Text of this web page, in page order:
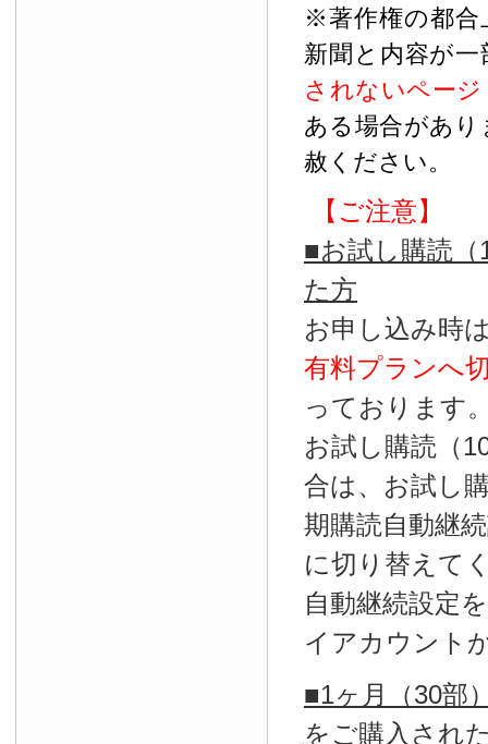
※著作権の都合
新聞と内容が
されないペー
ある場合があ
赦ください。
【ご注意】
■お試し購読
た方
お申し込み時
有料プランへ
っております
お試し購読（
合は、お試し
期購読自動継
に切り替えて
自動継続設定
イアカウント
■1ヶ月（30部
をご購入され